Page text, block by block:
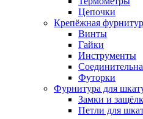
Цепочки
Крепёжная
Винты
Гайки
Инструменты
Футорки
Фурнитура для
Замки и
Петли для